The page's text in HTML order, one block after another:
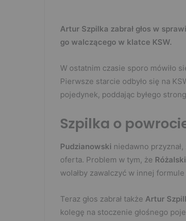
Artur Szpilka zabrał głos w
go walczącego w klatce KSW.
W ostatnim czasie sporo mówiło
Pierwsze starcie odbyło się na
pojedynek, poddając byłego
Szpilka o
Pudzianowski niedawno
oferta. Problem w tym, że Różalski
wolałby zawalczyć w innej
Teraz głos zabrał także Artur
kolegę na stoczenie głośnego